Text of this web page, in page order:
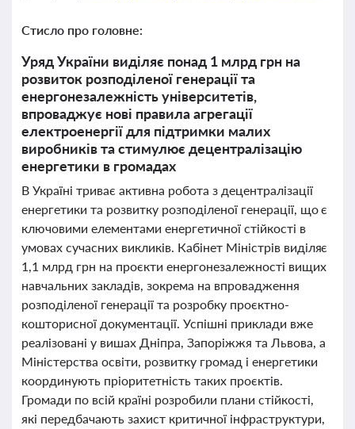
Стисло про головне:
Уряд України виділяє понад 1 млрд грн на
розвиток розподіленої генерації та
енергонезалежність університетів,
впроваджує нові правила агрегації
електроенергії для підтримки малих
виробників та стимулює децентралізацію
енергетики в громадах
В Україні триває активна робота з децентралізації
енергетики та розвитку розподіленої генерації, що є
ключовими елементами енергетичної стійкості в
умовах сучасних викликів. Кабінет Міністрів виділяє
1,1 млрд грн на проєкти енергонезалежності вищих
навчальних закладів, зокрема на впровадження
розподіленої генерації та розробку проєктно-
кошторисної документації. Успішні приклади вже
реалізовані у вишах Дніпра, Запоріжжя та Львова, а
Міністерства освіти, розвитку громад і енергетики
координують пріоритетність таких проєктів.
Громади по всій країні розробили плани стійкості,
які передбачають захист критичної інфраструктури,